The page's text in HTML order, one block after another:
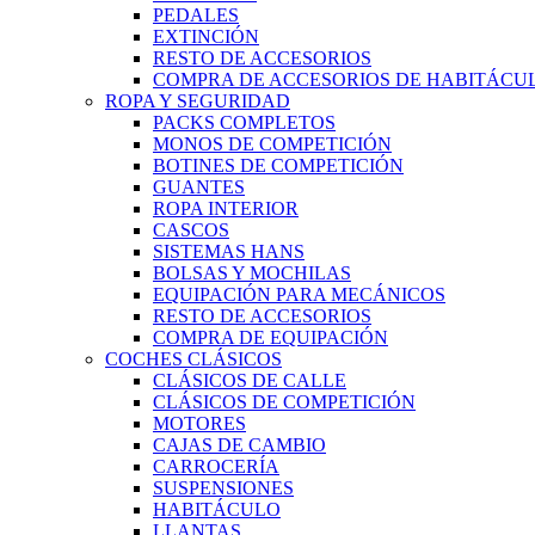
PEDALES
EXTINCIÓN
RESTO DE ACCESORIOS
COMPRA DE ACCESORIOS DE
ROPA Y SEGURIDAD
PACKS COMPLETOS
MONOS DE COMPETICIÓN
BOTINES DE COMPETICIÓN
GUANTES
ROPA INTERIOR
CASCOS
SISTEMAS HANS
BOLSAS Y MOCHILAS
EQUIPACIÓN PARA MECÁNICOS
RESTO DE ACCESORIOS
COMPRA DE EQUIPACIÓN
COCHES CLÁSICOS
CLÁSICOS DE CALLE
CLÁSICOS DE COMPETICIÓN
MOTORES
CAJAS DE CAMBIO
CARROCERÍA
SUSPENSIONES
HABITÁCULO
LLANTAS